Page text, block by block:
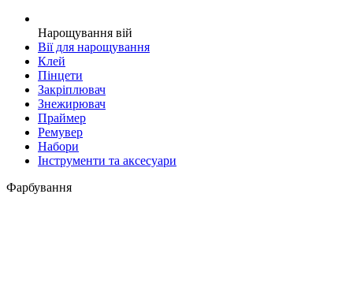
Нарощування вій
Вії для нарощування
Клей
Пінцети
Закріплювач
Знежирювач
Праймер
Ремувер
Набори
Інструменти та аксесуари
Фарбування